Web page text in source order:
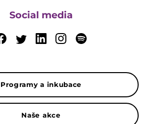
Social media
Programy a inkubace
Naše akce